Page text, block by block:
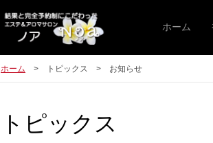
ホーム
ホーム トピックス お知らせ
トピックス